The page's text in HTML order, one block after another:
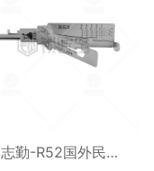
勤-R52国外民用